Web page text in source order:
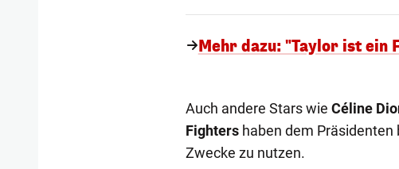
Mehr dazu: "Taylor ist
Auch andere Stars wie Céline
Fightershaben dem Präsidenten
Zwecke zu nutzen.